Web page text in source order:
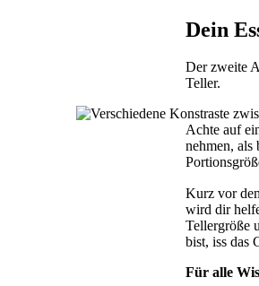
Dein
Der zweite
Teller.
Achte auf
nehmen, als
Kurz vor
wird dir
Tellergröße
bist, iss das
Für alle